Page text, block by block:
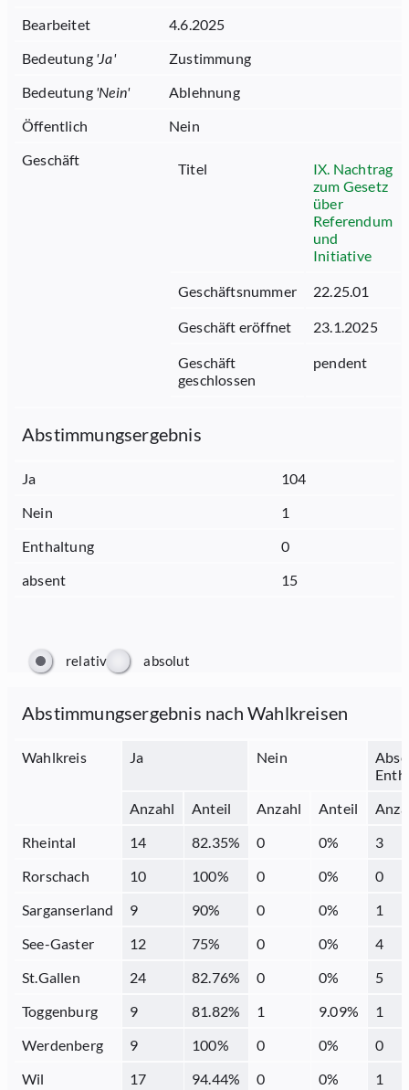
Bearbeitet
4.6.2025
Bedeutung 'Ja'
Zustimmung
Bedeutung 'Nein'
Ablehnung
Öffentlich
Nein
Geschäft
Titel
IX. Nachtrag
zum Gesetz
über
Referendum
und
Initiative
Geschäftsnummer 22.25.01
Geschäft eröffnet 23.1.2025
Geschäft
geschlossen
pendent
Abstimmungsergebnis
Ja
104
Nein
1
Enthaltung
0
absent
15
relativ absolut
Abstimmungsergebnis nach Wahlkreisen
Wahlkreis Ja Nein
Anzahl
Anteil Anzahl Anteil
Rheintal
14 82.35% 0 0%
3
Rorschach
10 100% 0 0%
0
Sarganserland
9 90% 0 0%
1
See-Gaster
12 75% 0 0%
4
St.Gallen
24 82.76% 0 0%
5
Toggenburg
9 81.82% 1 9.09%
1
Werdenberg
9 100% 0 0%
0
Wil
17 94.44% 0 0% 1